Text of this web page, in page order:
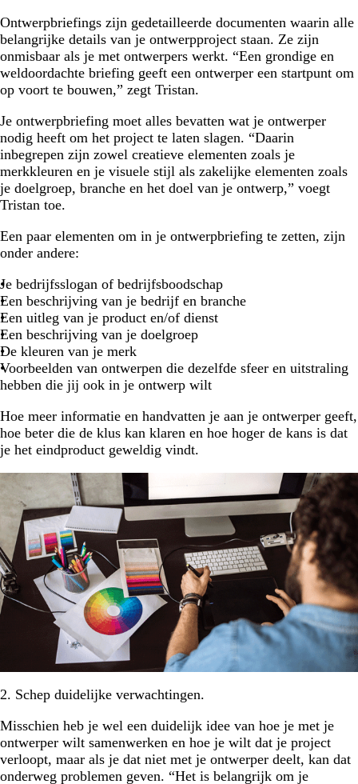
Ontwerpbriefings zijn gedetailleerde documenten waarin alle
belangrijke details van je ontwerpproject staan. Ze zijn
onmisbaar als je met ontwerpers werkt. “Een grondige en
weldoordachte briefing geeft een ontwerper een startpunt om
op voort te bouwen,” zegt Tristan.
Je ontwerpbriefing moet alles bevatten wat je ontwerper
nodig heeft om het project te laten slagen. “Daarin
inbegrepen zijn zowel creatieve elementen zoals je
merkkleuren en je visuele stijl als zakelijke elementen zoals
je doelgroep, branche en het doel van je ontwerp,” voegt
Tristan toe.
Een paar elementen om in je ontwerpbriefing te zetten, zijn
onder andere:
Je bedrijfsslogan of bedrijfsboodschap
Een beschrijving van je bedrijf en branche
Een uitleg van je product en/of dienst
Een beschrijving van je doelgroep
De kleuren van je merk
Voorbeelden van ontwerpen die dezelfde sfeer en uitstraling
hebben die jij ook in je ontwerp wilt
Hoe meer informatie en handvatten je aan je ontwerper geeft,
hoe beter die de klus kan klaren en hoe hoger de kans is dat
je het eindproduct geweldig vindt.
2. Schep duidelijke verwachtingen.
Misschien heb je wel een duidelijk idee van hoe je met je
ontwerper wilt samenwerken en hoe je wilt dat je project
verloopt, maar als je dat niet met je ontwerper deelt, kan dat
onderweg problemen geven. “Het is belangrijk om je